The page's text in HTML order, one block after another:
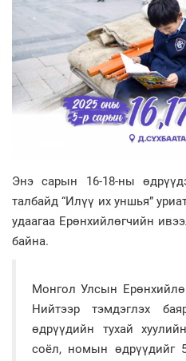
Энэ сарын 16-18-ны
талбайд “Илүү их уншья”
удаагаа Ерөнхийлөгчийн
байна.
Монгол Улсын
Нийтээр тэмдэглэх
өдрүүдийн тухай
соёл, номын өдрүүдийг